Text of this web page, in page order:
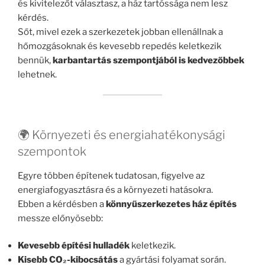
és kivitelezőt választasz, a ház tartóssága nem lesz
kérdés.
Sőt, mivel ezek a szerkezetek jobban ellenállnak a
hőmozgásoknak és kevesebb repedés keletkezik
bennük,karbantartás szempontjából is kedvezőbbek
lehetnek.
🌍 Környezeti és energiahatékonysági
szempontok
Egyre többen építenek tudatosan, figyelve az
energiafogyasztásra és a környezeti hatásokra.
Ebben a kérdésben akönnyűszerkezetes ház építés
messze előnyösebb:
Kevesebb építési hulladék keletkezik.
Kisebb CO₂-kibocsátása gyártási folyamat során.